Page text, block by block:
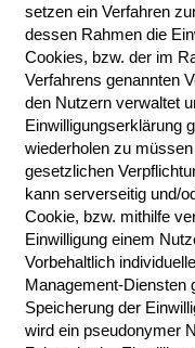
setzen ein Verfahren
dessen Rahmen die
Cookies, bzw. der im
Verfahrens genannten
den Nutzern verwaltet
Einwilligungserklärung
wiederholen zu
gesetzlichen
kann serverseitig und/
Cookie, bzw. mithilfe
Einwilligung einem
Vorbehaltlich
Management-Diensten
Speicherung der
wird ein pseudonymer